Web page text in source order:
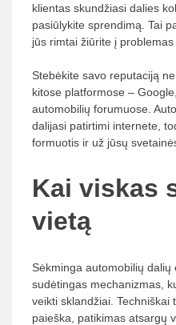
klientas skundžiasi dalies
pasiūlykite sprendimą. Tai
jūs rimtai žiūrite į
Stebėkite savo reputaciją
kitose platformose –
automobilių forumuose.
dalijasi patirtimi internete,
formuotis ir už jūsų
Kai viskas
vietą
Sėkminga automobilių
sudėtingas mechanizmas,
veikti sklandžiai. Techniškai
paieška, patikimas atsargų